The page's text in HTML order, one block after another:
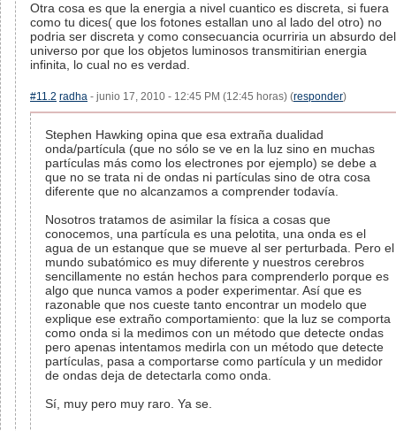
Otra cosa es que la energia a nivel cuantico es discreta, si fuera
como tu dices( que los fotones estallan uno al lado del otro) no
podria ser discreta y como consecuancia ocurriria un absurdo del
universo por que los objetos luminosos transmitirian energia
infinita, lo cual no es verdad.
#11.2 radha - junio 17, 2010 - 12:45 PM (12:45 horas) (responder)
Stephen Hawking opina que esa extraña dualidad
onda/partícula (que no sólo se ve en la luz sino en muchas
partículas más como los electrones por ejemplo) se debe a
que no se trata ni de ondas ni partículas sino de otra cosa
diferente que no alcanzamos a comprender todavía.
Nosotros tratamos de asimilar la física a cosas que
conocemos, una partícula es una pelotita, una onda es el
agua de un estanque que se mueve al ser perturbada. Pero el
mundo subatómico es muy diferente y nuestros cerebros
sencillamente no están hechos para comprenderlo porque es
algo que nunca vamos a poder experimentar. Así que es
razonable que nos cueste tanto encontrar un modelo que
explique ese extraño comportamiento: que la luz se comporta
como onda si la medimos con un método que detecte ondas
pero apenas intentamos medirla con un método que detecte
partículas, pasa a comportarse como partícula y un medidor
de ondas deja de detectarla como onda.
Sí, muy pero muy raro. Ya se.